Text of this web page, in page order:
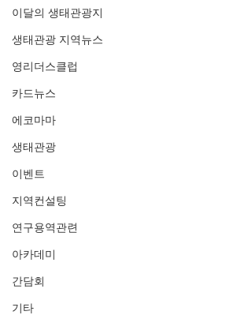
이달의 생태관광지
생태관광 지역뉴스
영리더스클럽
카드뉴스
에코마마
생태관광
이벤트
지역컨설팅
연구용역관련
아카데미
간담회
기타